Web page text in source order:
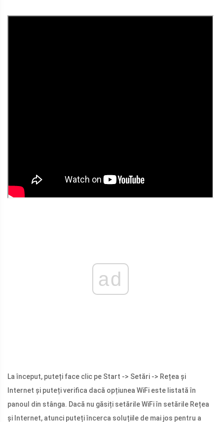
ad
La început, puteți face clic pe Start -> Setări -> Rețea și
Internet și puteți verifica dacă opțiunea WiFi este listată în
panoul din stânga. Dacă nu găsiți setările WiFi în setările Rețea
și Internet, atunci puteți încerca soluțiile de mai jos pentru a